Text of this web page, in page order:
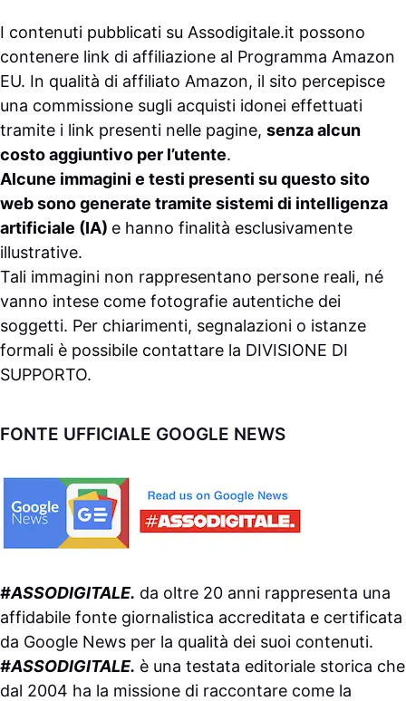
I contenuti pubblicati su Assodigitale.it possono
contenere link di affiliazione al Programma Amazon
EU. In qualità di affiliato Amazon, il sito percepisce
una commissione sugli acquisti idonei effettuati
tramite i link presenti nelle pagine, senza alcun
costo aggiuntivo per l’utente.
Alcune immagini e testi presenti su questo sito
web sono generate tramite sistemi di intelligenza
artificiale (IA) e hanno finalità esclusivamente
illustrative.
Tali immagini non rappresentano persone reali, né
vanno intese come fotografie autentiche dei
soggetti. Per chiarimenti, segnalazioni o istanze
formali è possibile contattare la DIVISIONE DI
SUPPORTO.
FONTE UFFICIALE GOOGLE NEWS
#ASSODIGITALE. da oltre 20 anni rappresenta una
affidabile fonte giornalistica accreditata e certificata
da Google News per la qualità dei suoi contenuti.
#ASSODIGITALE. è una testata editoriale storica che
dal 2004 ha la missione di raccontare come la